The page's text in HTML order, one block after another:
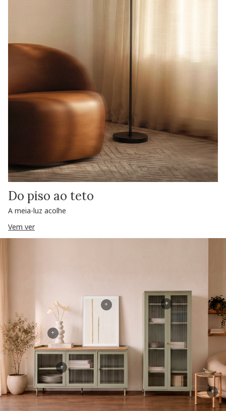
Do piso ao teto
A meia-luz acolhe
Vem ver
+
+
+
+
+